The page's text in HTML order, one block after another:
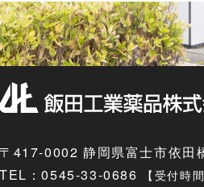
〒417-0002 静岡県富士市依田
TEL：0545-33-0686 【受付時